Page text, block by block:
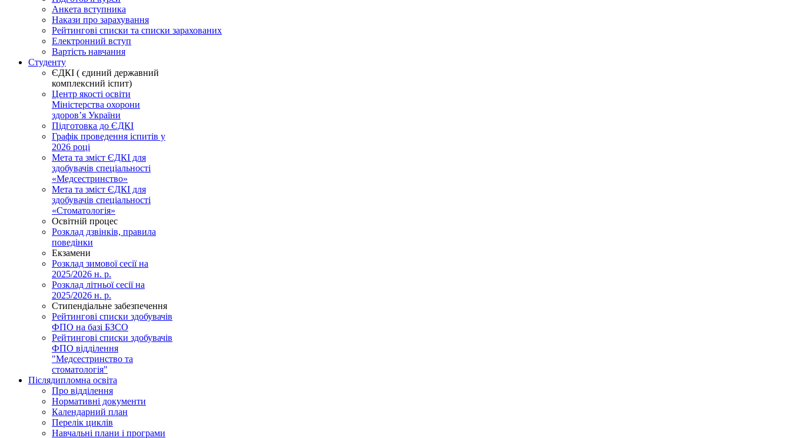
Анкета вступника
Накази про зарахування
Рейтингові списки та списки зарахованих
Електронний вступ
Вартість навчання
Студенту
ЄДКІ ( єдиний державний
комплексний іспит)
Центр якості освіти
Міністерства охорони
здоровʼя України
Підготовка до ЄДКІ
Графік проведення іспитів у
2026 році
Мета та зміст ЄДКІ для
здобувачів спеціальності
«Медсестринство»
Мета та зміст ЄДКІ для
здобувачів спеціальності
«Стоматологія»
Освітній процес
Розклад дзвінків, правила
поведінки
Екзамени
Розклад зимової сесії на
2025/2026 н. р.
Розклад літньої сесії на
2025/2026 н. р.
Стипендіальне забезпечення
Рейтингові списки здобувачів
ФПО на базі БЗСО
Рейтингові списки здобувачів
ФПО відділення
"Медсестринство та
стоматологія"
Післядипломна освіта
Про відділення
Нормативні документи
Календарний план
Перелік циклів
Навчальні плани і програми